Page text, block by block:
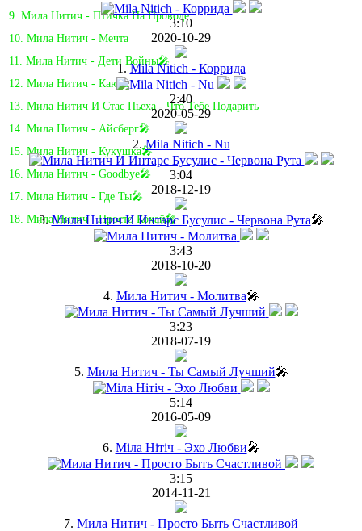
9. Мила Нитич - Птичка На Проводе
10. Мила Нитич - Мечта
11. Мила Нитич - Дети Войны🎤
12. Мила Нитич - Каюсь
13. Мила Нитич И Стас Пьеха - Что Тебе Подарить
14. Мила Нитич - Айсберг🎤
15. Мила Нитич - Кукушка🎤
16. Мила Нитич - Goodbye🎤
17. Мила Нитич - Где Ты🎤
18. Мила Нитич - Просто Кохай🎤
3:10
2020-10-29
1.Mila Nitich - Коррида
2:40
2020-05-29
2.Mila Nitich - Nu
3:04
2018-12-19
3.Мила Нитич И Интарс Бусулис - Червона Рута🎤
3:43
2018-10-20
4. Мила Нитич - Молитва🎤
3:23
2018-07-19
5. Мила Нитич - Ты Самый Лучший🎤
5:14
2016-05-09
6. Міла Нітіч - Эхо Любви🎤
3:15
2014-11-21
7. Мила Нитич - Просто Быть Счастливой